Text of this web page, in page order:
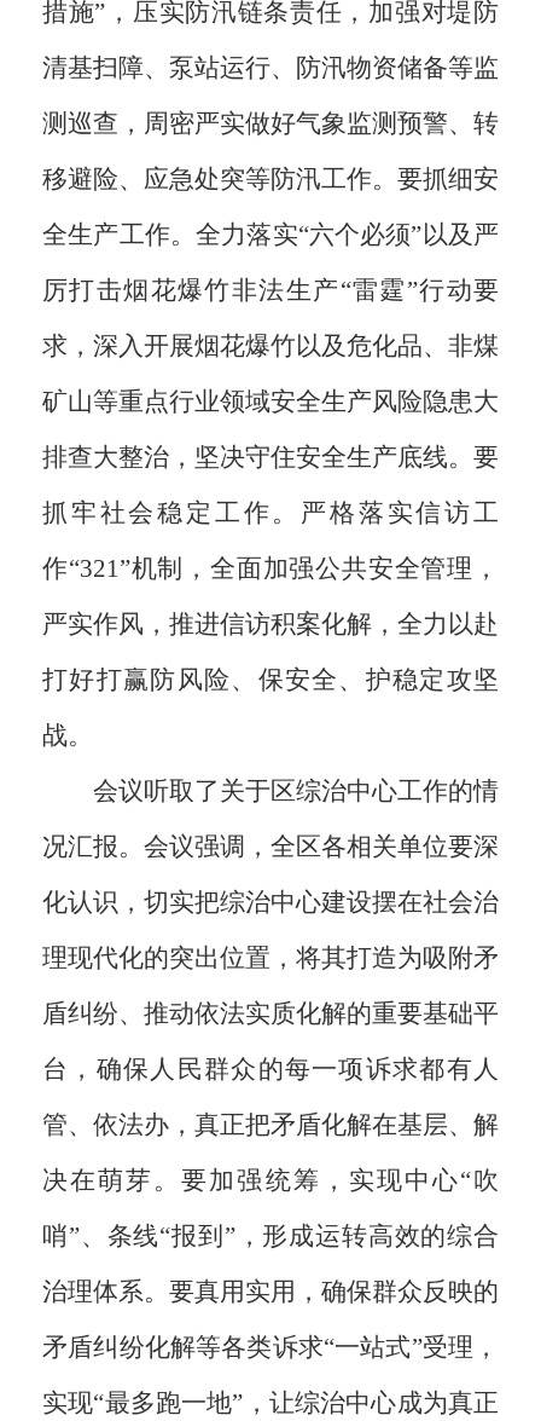
措施”，压实防汛链条责任，加强对堤防
清基扫障、泵站运行、防汛物资储备等监
测巡查，周密严实做好气象监测预警、转
移避险、应急处突等防汛工作。要抓细安
全生产工作。全力落实“六个必须”以及严
厉打击烟花爆竹非法生产“雷霆”行动要
求，深入开展烟花爆竹以及危化品、非煤
矿山等重点行业领域安全生产风险隐患大
排查大整治，坚决守住安全生产底线。要
抓牢社会稳定工作。严格落实信访工
作“321”机制，全面加强公共安全管理，
严实作风，推进信访积案化解，全力以赴
打好打赢防风险、保安全、护稳定攻坚
战。
会议听取了关于区综治中心工作的情
况汇报。会议强调，全区各相关单位要深
化认识，切实把综治中心建设摆在社会治
理现代化的突出位置，将其打造为吸附矛
盾纠纷、推动依法实质化解的重要基础平
台，确保人民群众的每一项诉求都有人
管、依法办，真正把矛盾化解在基层、解
决在萌芽。要加强统筹，实现中心“吹
哨”、条线“报到”，形成运转高效的综合
治理体系。要真用实用，确保群众反映的
矛盾纠纷化解等各类诉求“一站式”受理，
实现“最多跑一地”，让综治中心成为真正